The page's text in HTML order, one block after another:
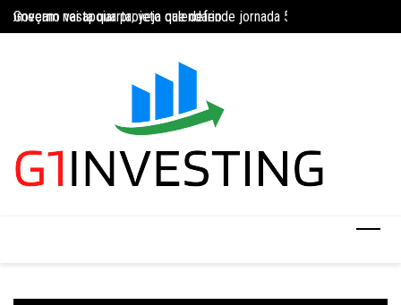
para
nesta quarta; veja calendário
Governo vai apoiar projeto que defende jornada 5×2 com limite de